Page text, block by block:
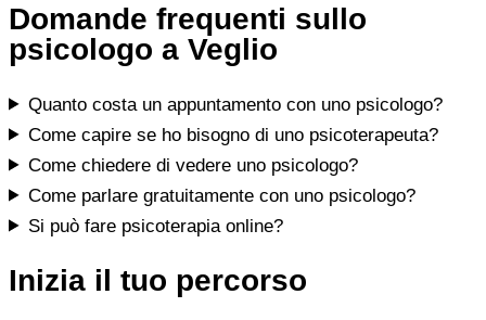
Domande frequenti sullo
psicologo a Veglio
Quanto costa un appuntamento con uno psicologo?
Come capire se ho bisogno di uno psicoterapeuta?
Come chiedere di vedere uno psicologo?
Come parlare gratuitamente con uno psicologo?
Si può fare psicoterapia online?
Inizia il tuo percorso